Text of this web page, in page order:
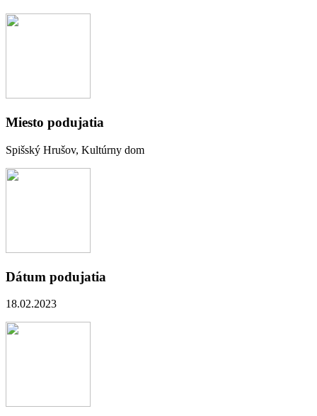
Miesto podujatia
Spišský Hrušov, Kultúrny dom
Dátum podujatia
18.02.2023